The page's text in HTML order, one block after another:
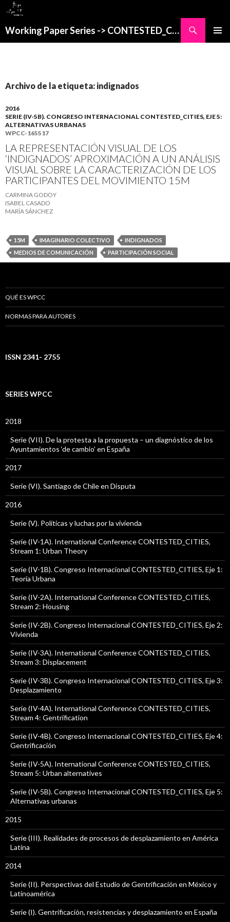
Working Paper Series -> CONTESTED_CITIES
Archivo de la etiqueta: indignados
2016
SERIE (IV-5B). CONGRESO INTERNACIONAL CONTESTED_CITIES, EJE 5:
ALTERNATIVAS URBANAS
WPCC-165517
LA REPRESENTACIÓN VISUAL DE LOS
‘INDIGNADOS’ APROXIMACIÓN A UN ANÁLISIS
VISUAL SOBRE LA CARACTERIZACIÓN DE LOS
PARTICIPANTES DEL MOVIMIENTO 15M
CARMINA GODOY
ISABEL CASADO
MARÍA SÁNCHEZ
15M IMAGINARIO COLECTIVO
INDIGNADOS
MEDIOS DE COMUNICACIÓN
PARTICIPACIÓN SOCIAL
QUÉ ES WPCC
NORMAS PARA AUTORES
ISSN 2341- 2755
SERIES WPCC
2018
Serie (VII). De la protesta a la propuesta – un diagnóstico de los
Ayuntamientos ‘de cambio’ en España
2017
Serie (VI). Santiago de Chile en Disputa
2016
Serie (V). Políticas y luchas por la vivienda
Serie (IV-1A). International Conference CONTESTED_CITIES,
Stream 1: Urban Theory
Serie (IV-1B). Congreso Internacional CONTESTED_CITIES, Eje 1:
Teoría Urbana
Serie (IV-2A). International Conference CONTESTED_CITIES,
Stream 2: Housing
Serie (IV-2B). Congreso Internacional CONTESTED_CITIES, Eje 2:
Vivienda
Serie (IV-3A). International Conference CONTESTED_CITIES,
Stream 3: Displacement
Serie (IV-3B). Congreso Internacional CONTESTED_CITIES, Eje 3:
Desplazamiento
Serie (IV-4A). International Conference CONTESTED_CITIES,
Stream 4: Gentrification
Serie (IV-4B). Congreso Internacional CONTESTED_CITIES, Eje 4:
Gentrificación
Serie (IV-5A). International Conference CONTESTED_CITIES,
Stream 5: Urban alternatives
Serie (IV-5B). Congreso Internacional CONTESTED_CITIES, Eje 5:
Alternativas urbanas
2015
Serie (III). Realidades de procesos de desplazamiento en América
Latina
2014
Serie (II). Perspectivas del Estudio de Gentrificación en México y
Latinoamérica
Serie (I). Gentrificación, resistencias y desplazamiento en España